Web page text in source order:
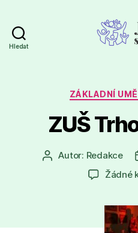
Hledat
ZÁKLADNÍ
ZUŠ
Autor
příspěvku
Autor: Redakce
Žádné